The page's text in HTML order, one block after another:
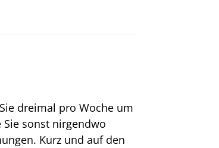
dreimal pro Woche um
sonst nirgendwo
Kurz und auf den